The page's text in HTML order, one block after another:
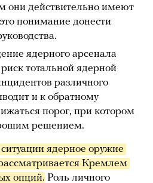
они действительно имеют
понимание донести
ядерного арсенала
тотальной ядерной
различного
и к обратному
порог, при котором
решением.
ядерное оружие
Кремлем
опций. Роль личного